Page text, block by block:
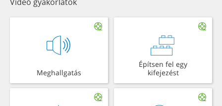
Meghallgatás
Építsen fel egy
kifejezést